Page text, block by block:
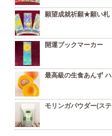
願望成就祈願★願い札
開運ブックマーカー
最高級の生食あんず
モリンガパウダー(ス